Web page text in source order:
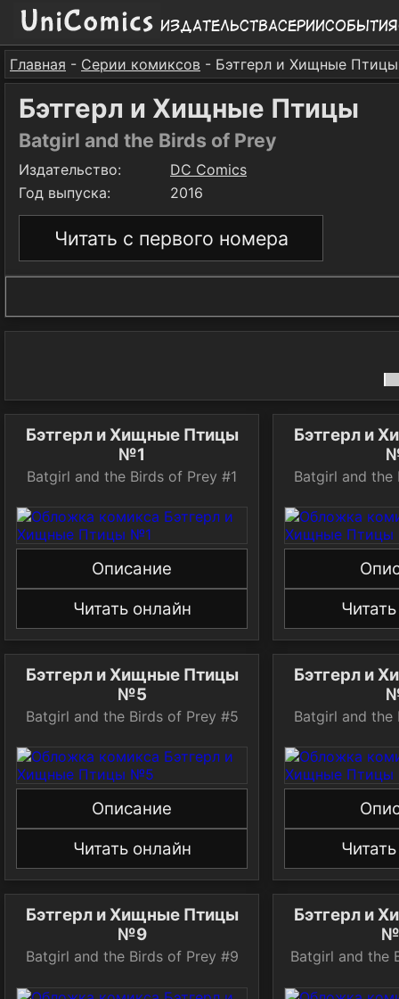
ИздательстваСерииСобытия
Главная - Серии комиксов - Бэтгерл и Хищные Птицы
Бэтгерл и Хищные Птицы
Batgirl and the Birds of Prey
Издательство:
DC Comics
Год выпуска:
2016
Читать с первого номера
Бэтгерл и Хищные Птицы
№1
Batgirl and the Birds of Prey #1
Описание
Читать онлайн
Бэтгерл и
Batgirl and the
Бэтгерл и Хищные Птицы
№5
Batgirl and the Birds of Prey #5
Описание
Читать онлайн
Бэтгерл и
Batgirl and the
Бэтгерл и Хищные Птицы
№9
Batgirl and the Birds of Prey #9
Бэтгерл и
Batgirl and the